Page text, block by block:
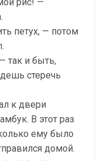
петух, — потом
так и быть,
стеречь
к двери
В этот раз
ему было
домой.